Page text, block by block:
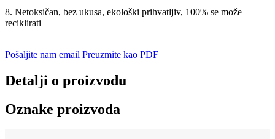
8. Netoksičan, bez ukusa, ekološki prihvatljiv, 100% se može
reciklirati
Pošaljite nam email Preuzmite kao PDF
Detalji o proizvodu
Oznake proizvoda